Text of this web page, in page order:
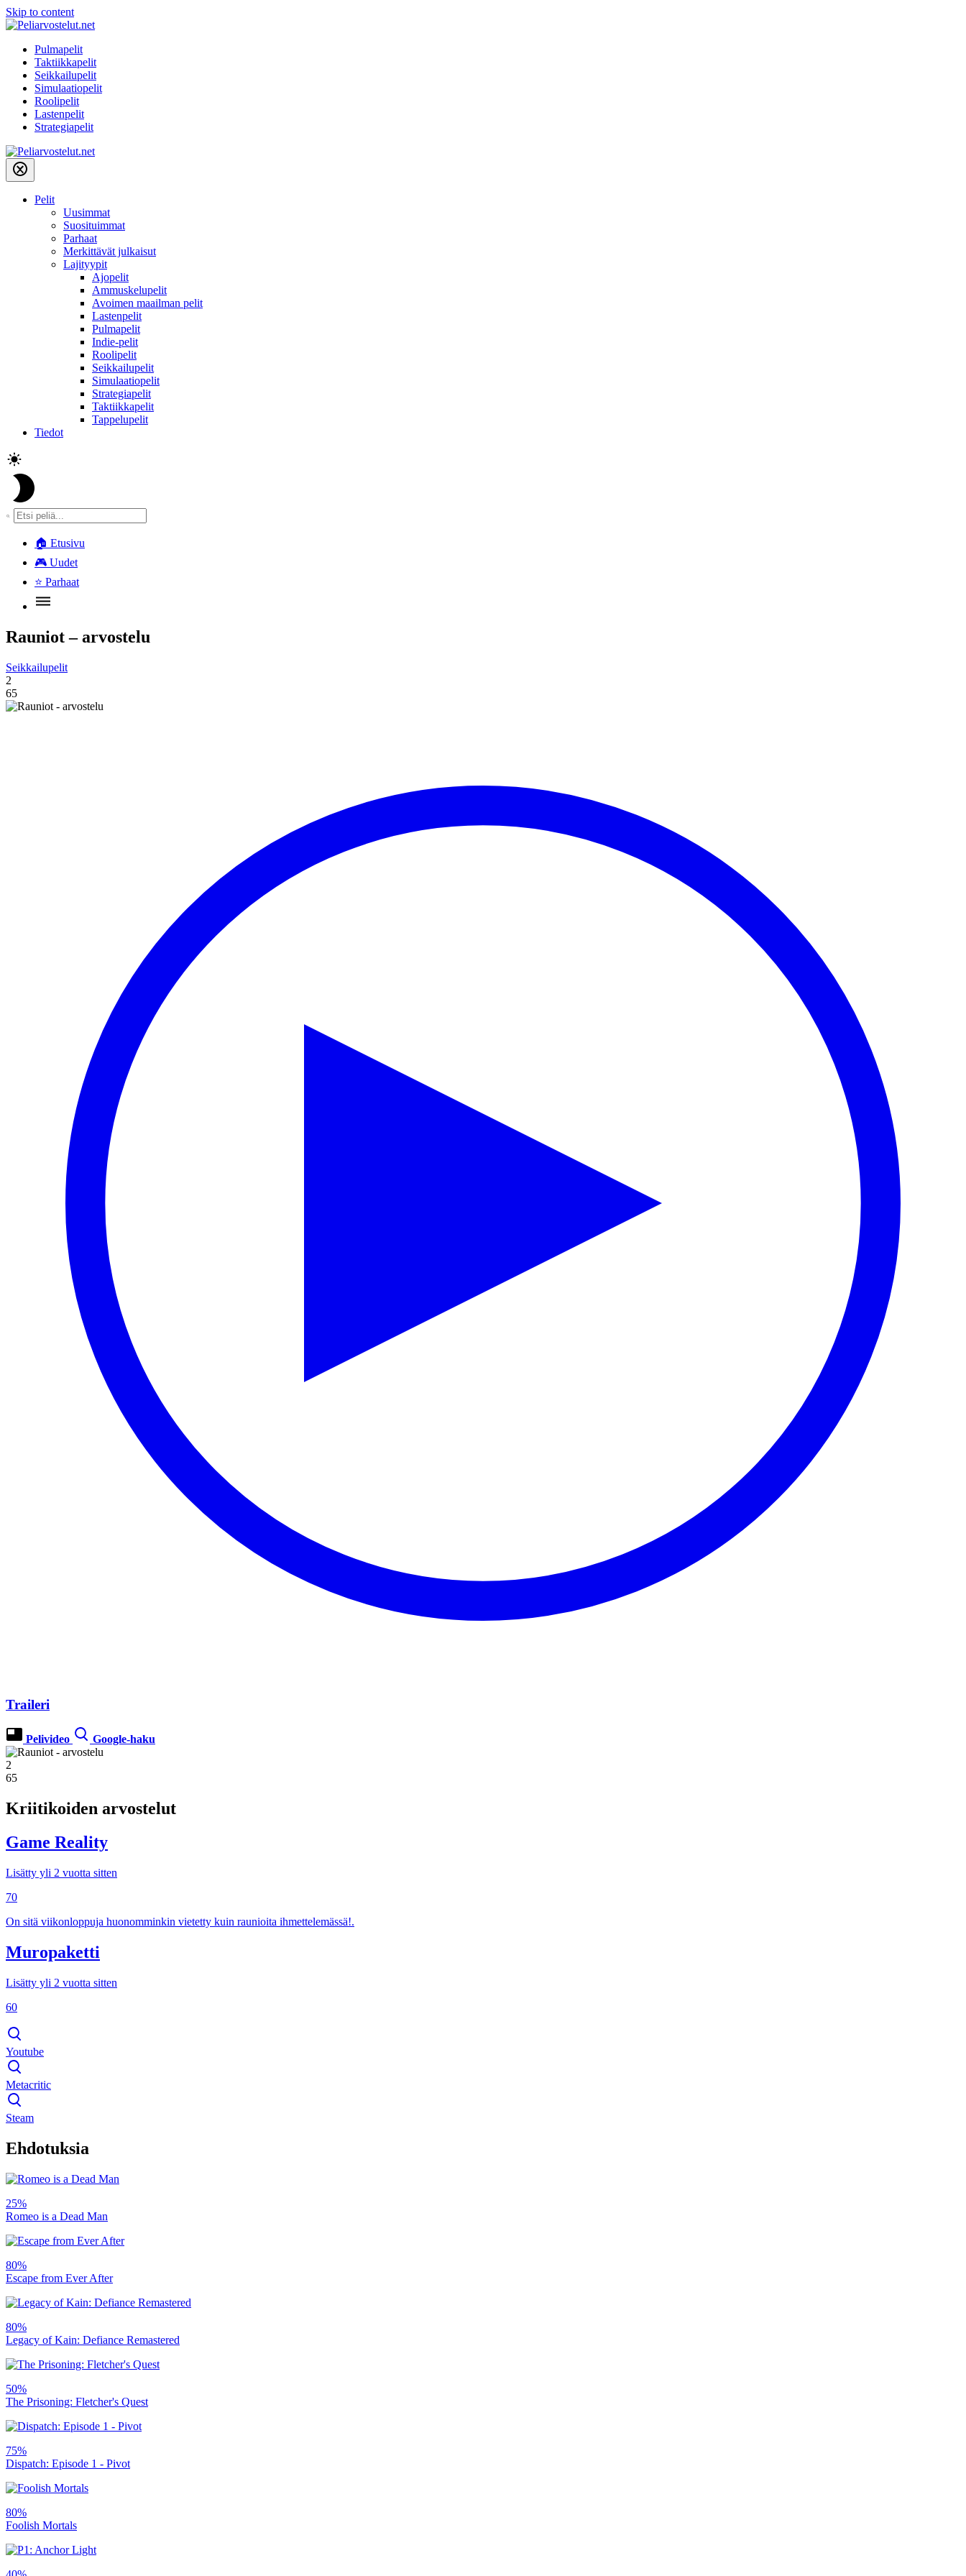
Skip to content
Pulmapelit
Taktiikkapelit
Seikkailupelit
Simulaatiopelit
Roolipelit
Lastenpelit
Strategiapelit
Pelit
Uusimmat
Suosituimmat
Parhaat
Merkittävät julkaisut
Lajityypit
Ajopelit
Ammuskelupelit
Avoimen maailman pelit
Lastenpelit
Pulmapelit
Indie-pelit
Roolipelit
Seikkailupelit
Simulaatiopelit
Strategiapelit
Taktiikkapelit
Tappelupelit
Tiedot
🏠 Etusivu
🎮 Uudet
⭐ Parhaat
Rauniot – arvostelu
Seikkailupelit
2
65
Traileri
Pelivideo Google-haku
2
65
Kriitikoiden arvostelut
Game Reality
Lisätty yli 2 vuotta sitten
70
On sitä viikonloppuja huonomminkin vietetty kuin raunioita ihmettelemässä!.
Muropaketti
Lisätty yli 2 vuotta sitten
60
Youtube
Metacritic
Steam
Ehdotuksia
25%
Romeo is a Dead Man
80%
Escape from Ever After
80%
Legacy of Kain: Defiance Remastered
50%
The Prisoning: Fletcher's Quest
75%
Dispatch: Episode 1 - Pivot
80%
Foolish Mortals